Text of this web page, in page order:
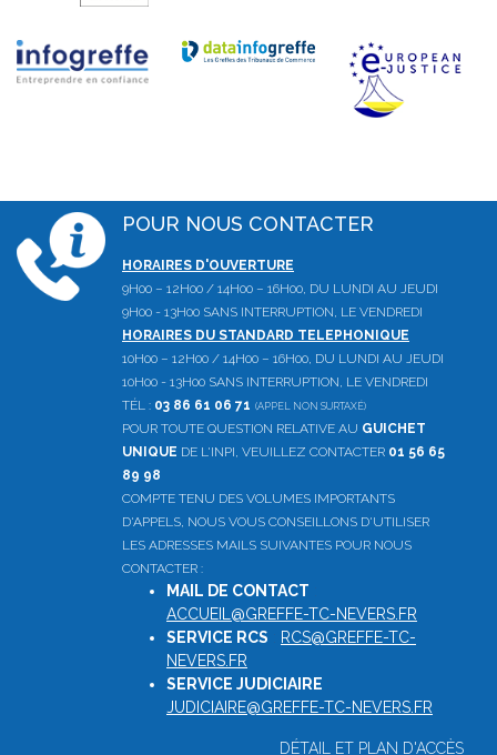
POUR NOUS CONTACTER
HORAIRES D'OUVERTURE
9H00 – 12H00 / 14H00 – 16H00, DU LUNDI AU JEUDI
9H00 - 13H00 SANS INTERRUPTION, LE VENDREDI
HORAIRES DU STANDARD TELEPHONIQUE
10H00 – 12H00 / 14H00 – 16H00, DU LUNDI AU JEUDI
10H00 - 13H00 SANS INTERRUPTION, LE VENDREDI
TÉL : 03 86 61 06 71 (APPEL NON SURTAXÉ)
POUR TOUTE QUESTION RELATIVE AU GUICHET
UNIQUE DE L'INPI, VEUILLEZ CONTACTER 01 56 65
89 98
COMPTE TENU DES VOLUMES IMPORTANTS
D'APPELS, NOUS VOUS CONSEILLONS D'UTILISER
LES ADRESSES MAILS SUIVANTES POUR NOUS
CONTACTER :
MAIL DE CONTACT
ACCUEIL@GREFFE-TC-NEVERS.FR
SERVICE RCS
RCS@GREFFE-TC-
NEVERS.FR
SERVICE JUDICIAIRE
JUDICIAIRE@GREFFE-TC-NEVERS.FR
DÉTAIL ET PLAN D'ACCÈS